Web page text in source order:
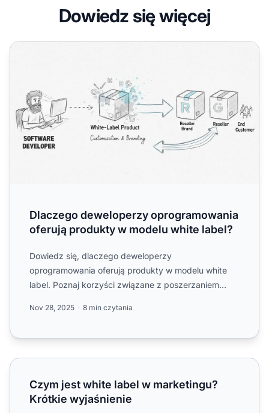
Dowiedz się więcej
Dlaczego deweloperzy oprogramowania oferują
Dlaczego deweloperzy oprogramowania
oferują produkty w modelu white label?
Dowiedz się, dlaczego deweloperzy
oprogramowania oferują produkty w modelu white
label. Poznaj korzyści związane z poszerzaniem
Nov 28, 2025 8 min czytania
Czym jest white label w marketingu? Krótkie wyjaśnienie
Czym jest white label w marketingu?
Krótkie wyjaśnienie